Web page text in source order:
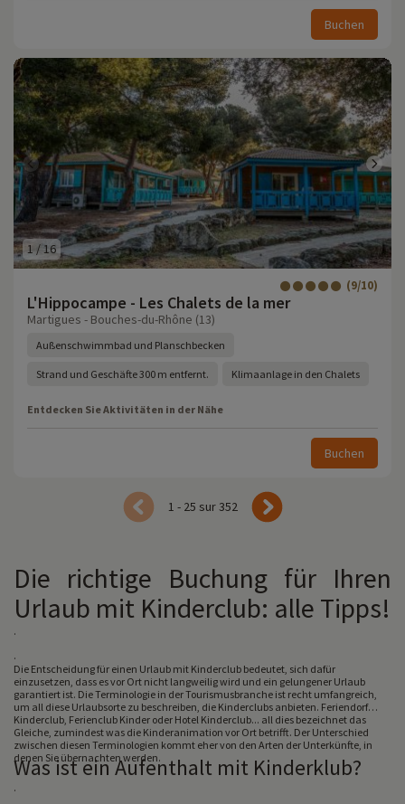
Buchen
1 / 16
L'Hippocampe - Les Chalets de la mer
(9/10)
Martigues - Bouches-du-Rhône (13)
Außenschwimmbad und Planschbecken
Strand und Geschäfte 300 m entfernt. Klimaanlage in den Chalets
Entdecken Sie Aktivitäten in der Nähe
Buchen
1 - 25 sur 352
Die richtige Buchung für Ihren
Urlaub mit Kinderclub: alle Tipps!
.
.
Die Entscheidung für einen Urlaub mit Kinderclub bedeutet, sich dafür
einzusetzen, dass es vor Ort nicht langweilig wird und ein gelungener Urlaub
garantiert ist. Die Terminologie in der Tourismusbranche ist recht umfangreich,
um all diese Urlaubsorte zu beschreiben, die Kinderclubs anbieten. Feriendorf
Kinderclub, Ferienclub Kinder oder Hotel Kinderclub... all dies bezeichnet das
Gleiche, zumindest was die Kinderanimation vor Ort betrifft. Der Unterschied
zwischen diesen Terminologien kommt eher von den Arten der Unterkünfte, in
denen Sie übernachten werden.
.
Was ist ein Aufenthalt mit Kinderklub?
.